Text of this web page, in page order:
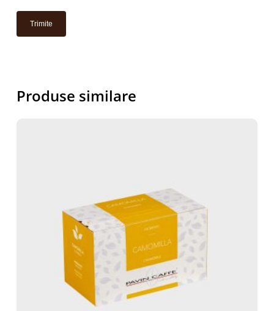
Produse similare